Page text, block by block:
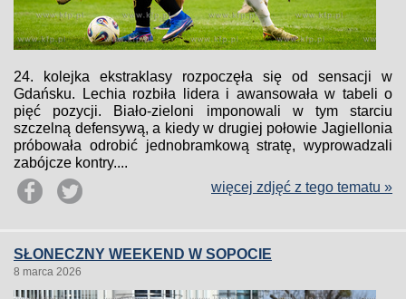
24. kolejka ekstraklasy rozpoczęła się od sensacji w
Gdańsku. Lechia rozbiła lidera i awansowała w tabeli o
pięć pozycji. Biało-zieloni imponowali w tym starciu
szczelną defensywą, a kiedy w drugiej połowie Jagiellonia
próbowała odrobić jednobramkową stratę, wyprowadzali
zabójcze kontry....
więcej zdjęć z tego tematu »
SŁONECZNY WEEKEND W SOPOCIE
8 marca 2026